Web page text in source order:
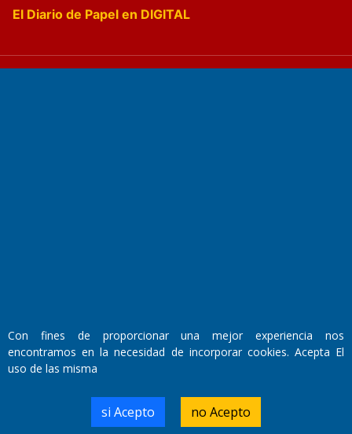
El Diario de Papel en DIGITAL
Santa Rosa, La Pampa.
Número de Registro DNDA:
RL-2019-55551274-APN-DNDA#MJ
Con fines de proporcionar una mejor experiencia nos
encontramos en la necesidad de incorporar cookies. Acepta El
uso de las misma
si Acepto no Acepto